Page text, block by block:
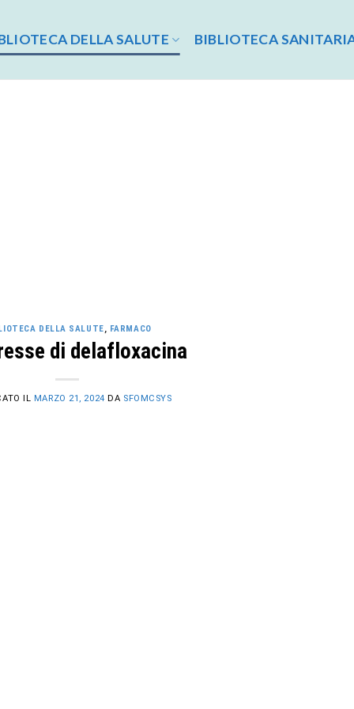
DELLA SALUTE BIBLIOTECA
DELLA SALUTE, FARMACO
di delafloxacina
IL MARZO 21, 2024 DA SFOMCSYS